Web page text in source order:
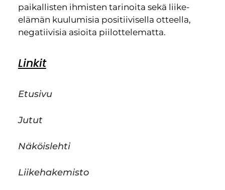
paikallisten ihmisten tarinoita sekä liike-
elämän kuulumisia positiivisella otteella,
negatiivisia asioita piilottelematta.
Linkit
Etusivu
Jutut
Näköislehti
Liikehakemisto